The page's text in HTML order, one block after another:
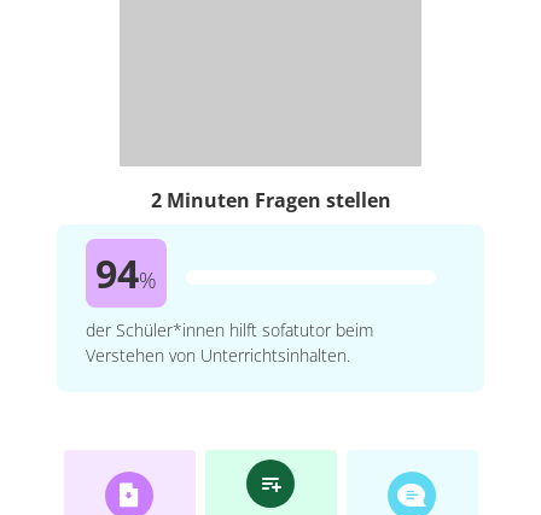
2 Minuten Fragen stellen
94%
der Schüler*innen hilft sofatutor beim
Verstehen von Unterrichtsinhalten.